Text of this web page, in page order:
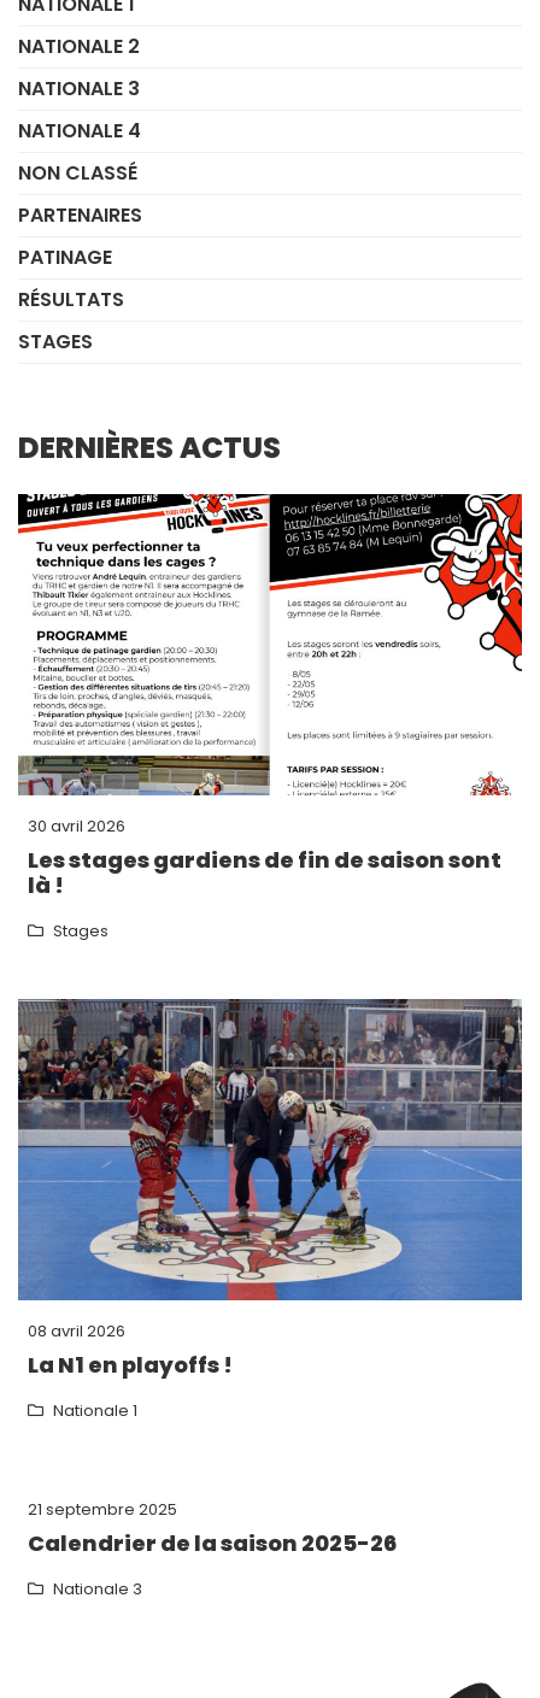
NATIONALE 2
NATIONALE 3
NATIONALE 4
NON CLASSÉ
PARTENAIRES
PATINAGE
RÉSULTATS
STAGES
DERNIÈRES ACTUS
30 avril 2026
Les stages gardiens de fin de saison sont
là !
Stages
08 avril 2026
La N1 en playoffs !
Nationale 1
21 septembre 2025
Calendrier de la saison 2025-26
Nationale 3